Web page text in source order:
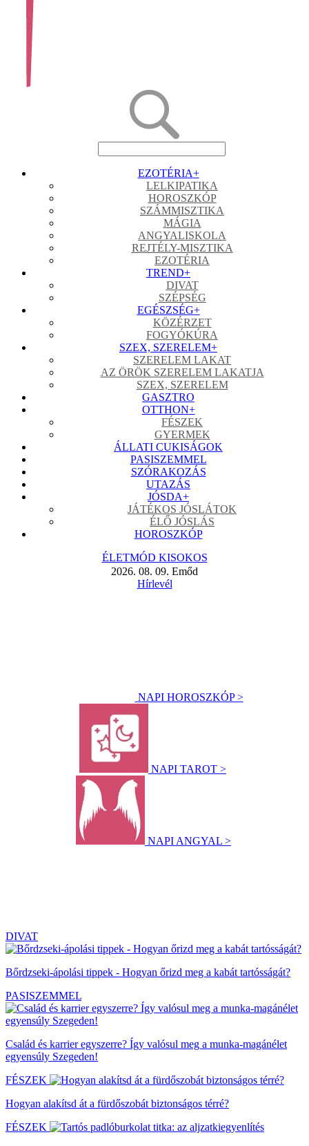
EZOTÉRIA+
LELKIPATIKA
HOROSZKÓP
SZÁMMISZTIKA
MÁGIA
ANGYALISKOLA
REJTÉLY-MISZTIKA
EZOTÉRIA
TREND+
DIVAT
SZÉPSÉG
EGÉSZSÉG+
KÖZÉRZET
FOGYÓKÚRA
SZEX, SZERELEM+
SZERELEM LAKAT
AZ ÖRÖK SZERELEM LAKATJA
SZEX, SZERELEM
GASZTRO
OTTHON+
FÉSZEK
GYERMEK
ÁLLATI CUKISÁGOK
PASISZEMMEL
SZÓRAKOZÁS
UTAZÁS
JÓSDA+
JÁTÉKOS JÓSLÁTOK
ÉLŐ JÓSLÁS
HOROSZKÓP
ÉLETMÓD KISOKOS
2026. 08. 09. Emőd
Hírlevél
NAPI HOROSZKÓP >
NAPI TAROT >
NAPI ANGYAL >
DIVAT
Bőrdzseki-ápolási tippek - Hogyan őrizd meg a kabát tartósságát?
PASISZEMMEL
Család és karrier egyszerre? Így valósul meg a munka-magánélet
egyensúly Szegeden!
FÉSZEK
Hogyan alakítsd át a fürdőszobát biztonságos térré?
FÉSZEK